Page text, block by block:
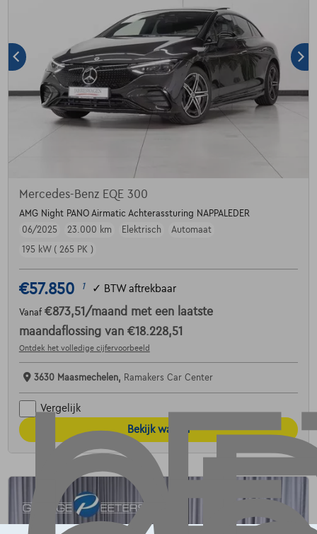
Mercedes-Benz EQE 300
AMG Night PANO Airmatic Achterassturing NAPPALEDER
06/2025
23.000 km Elektrisch
Automaat
195 kW ( 265 PK )
€57.850 1 ✓ BTW aftrekbaar
Vanaf €873,51 /maand met een laatste
maandaflossing van €18.228,51
Ontdek het volledige cijfervoorbeeld
3630 Maasmechelen, Ramakers Car Center
Vergelijk
Bekijk wagen